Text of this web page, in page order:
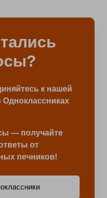
к нашей
Одноклассниках
— получайте
от
печников!